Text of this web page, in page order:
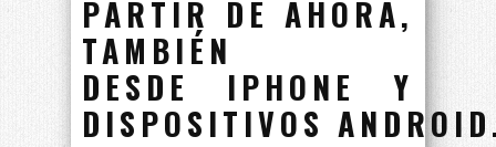
PARTIR DE AHORA,
TAMBIÉN
DESDE IPHONE
Y
DISPOSITIVOS ANDROID